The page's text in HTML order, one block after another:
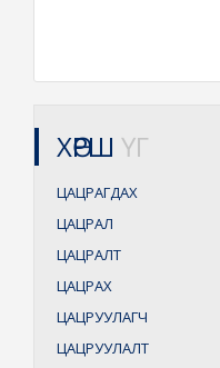
ХӨРШ ҮГ
ЦАЦРАГДАХ
ЦАЦРАЛ
ЦАЦРАЛТ
ЦАЦРАХ
ЦАЦРУУЛАГЧ
ЦАЦРУУЛАЛТ